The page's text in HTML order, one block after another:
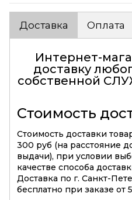
Доставка Оплата
Интернет-
доставку
собственной
Стоимость
Стоимость доставки
300 руб (на расстояние
выдачи), при условии
качестве способа
Доставка по г. Санкт-
бесплатно при заказе от